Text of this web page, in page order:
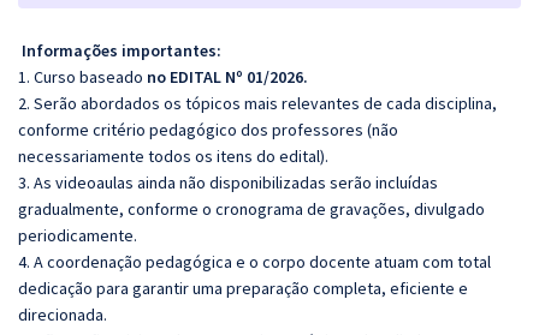
Informações importantes:
1. Curso baseado no EDITAL Nº 01/2026.
2. Serão abordados os tópicos mais relevantes de cada disciplina,
conforme critério pedagógico dos professores (não
necessariamente todos os itens do edital).
3. As videoaulas ainda não disponibilizadas serão incluídas
gradualmente, conforme o cronograma de gravações, divulgado
periodicamente.
4. A coordenação pedagógica e o corpo docente atuam com total
dedicação para garantir uma preparação completa, eficiente e
direcionada.